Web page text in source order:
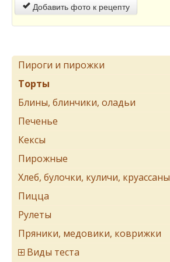
Добавить фото к рецепту
Пироги и пирожки
Торты
Блины, блинчики, оладьи
Печенье
Кексы
Пирожные
Хлеб, булочки, куличи, круассаны
Пицца
Рулеты
Пряники, медовики, коврижки
Виды теста